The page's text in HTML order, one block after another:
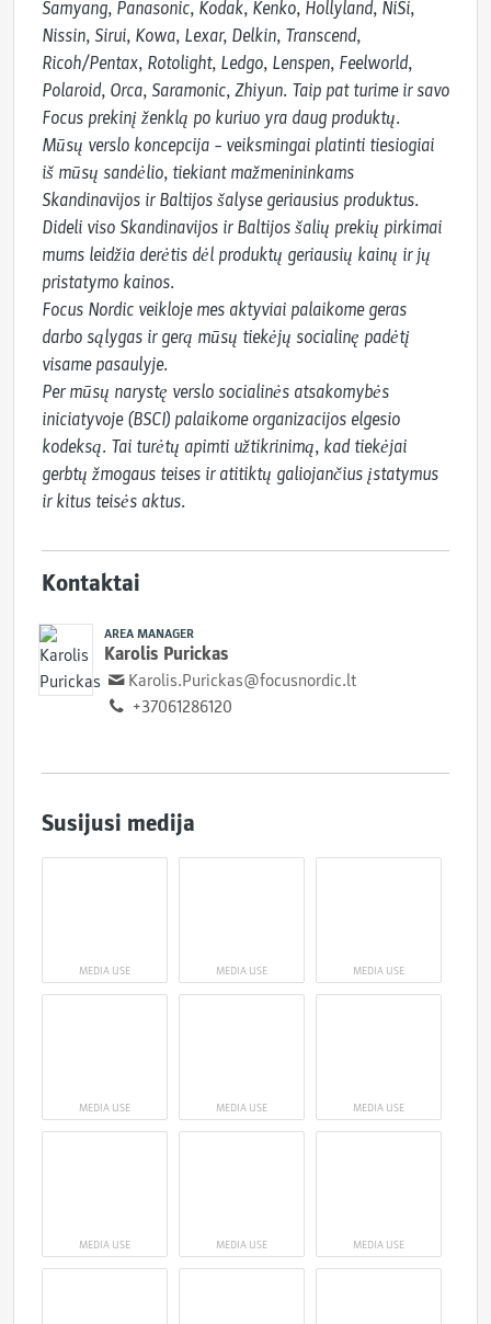
Samyang, Panasonic, Kodak, Kenko, Hollyland, NiSi,
Nissin, Sirui, Kowa, Lexar, Delkin, Transcend,
Ricoh/Pentax, Rotolight, Ledgo, Lenspen, Feelworld,
Polaroid, Orca, Saramonic, Zhiyun. Taip pat turime ir savo
Focus prekinį ženklą po kuriuo yra daug produktų.
Mūsų verslo koncepcija – veiksmingai platinti tiesiogiai
iš mūsų sandėlio, tiekiant mažmenininkams
Skandinavijos ir Baltijos šalyse geriausius produktus.
Dideli viso Skandinavijos ir Baltijos šalių prekių pirkimai
mums leidžia derėtis dėl produktų geriausių kainų ir jų
pristatymo kainos.
Focus Nordic veikloje mes aktyviai palaikome geras
darbo sąlygas ir gerą mūsų tiekėjų socialinę padėtį
visame pasaulyje.
Per mūsų narystę verslo socialinės atsakomybės
iniciatyvoje (BSCI) palaikome organizacijos elgesio
kodeksą. Tai turėtų apimti užtikrinimą, kad tiekėjai
gerbtų žmogaus teises ir atitiktų galiojančius įstatymus
ir kitus teisės aktus.
Kontaktai
AREA MANAGER
Karolis Purickas
Karolis.Purickas@focusnordic.lt
+37061286120
Susijusi medija
MEDIA USE MEDIA USE MEDIA USE
MEDIA USE MEDIA USE MEDIA USE
MEDIA USE MEDIA USE MEDIA USE